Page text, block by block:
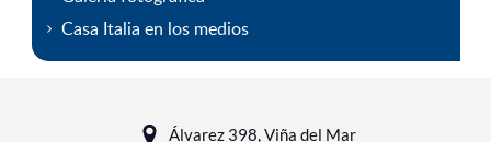
Casa Italia en los medios
Álvarez 398, Viña del Mar